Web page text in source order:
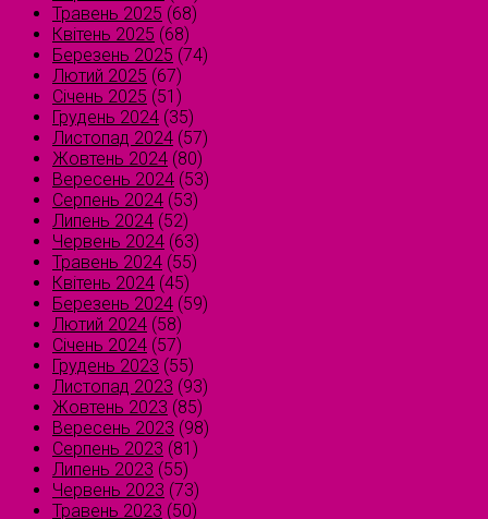
Травень 2025 (68)
Квітень 2025 (68)
Березень 2025 (74)
Лютий 2025 (67)
Січень 2025 (51)
Грудень 2024 (35)
Листопад 2024 (57)
Жовтень 2024 (80)
Вересень 2024 (53)
Серпень 2024 (53)
Липень 2024 (52)
Червень 2024 (63)
Травень 2024 (55)
Квітень 2024 (45)
Березень 2024 (59)
Лютий 2024 (58)
Січень 2024 (57)
Грудень 2023 (55)
Листопад 2023 (93)
Жовтень 2023 (85)
Вересень 2023 (98)
Серпень 2023 (81)
Липень 2023 (55)
Червень 2023 (73)
Травень 2023 (50)